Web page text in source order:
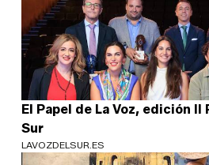
El Papel de La Voz, edición II
Sur
LAVOZDELSUR.ES